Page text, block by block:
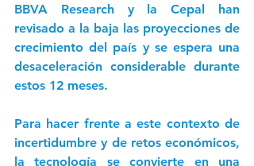
BBVA Research y la Cepal han
revisado a la baja las proyecciones de
crecimiento del país y se espera una
desaceleración considerable durante
estos 12 meses.
Para hacer frente a este contexto de
incertidumbre y de retos económicos,
la tecnología se convierte en una